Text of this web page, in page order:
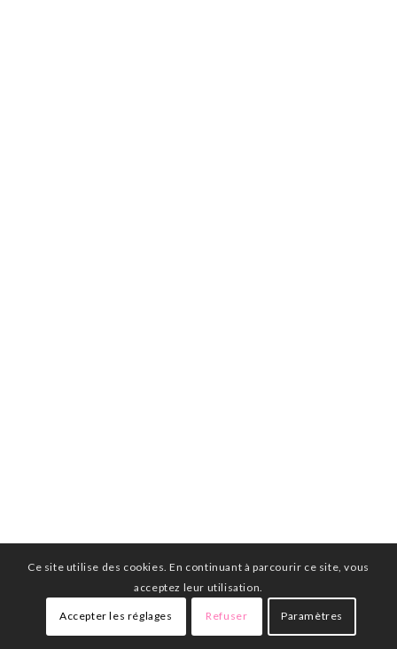
Ce site utilise des cookies. En continuant à parcourir ce site, vous
acceptez leur utilisation.
Accepter les réglages Refuser Paramètres